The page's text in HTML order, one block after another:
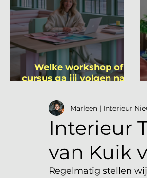
Welke workshop of
cursus ga jij volgen na je
Interieur
van Kuik
Marleen | Interieur
Regelmatig stellen